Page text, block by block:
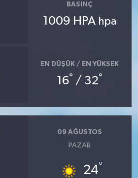
BASINÇ
1009 HPA hpa
EN DÜŞÜK / EN YÜKSEK
16° / 32°
09 AĞUSTOS
PAZAR
24°